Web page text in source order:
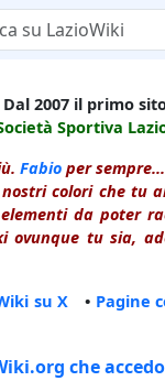
Dal 2007 il primo
Sportiva
Fabio per sempre...
colori che tu
da poter
ovunque tu sia,
su X • Pagine
che